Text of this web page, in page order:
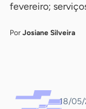
fevereiro;
Por Josiane Silveira
18/05/